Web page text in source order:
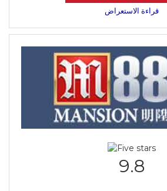
قراءة الاستعراض
9.8